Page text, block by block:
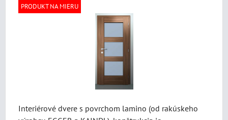
PRODUKT NA MIERU
Interiérové dvere s povrchom lamino (od rakúskeho